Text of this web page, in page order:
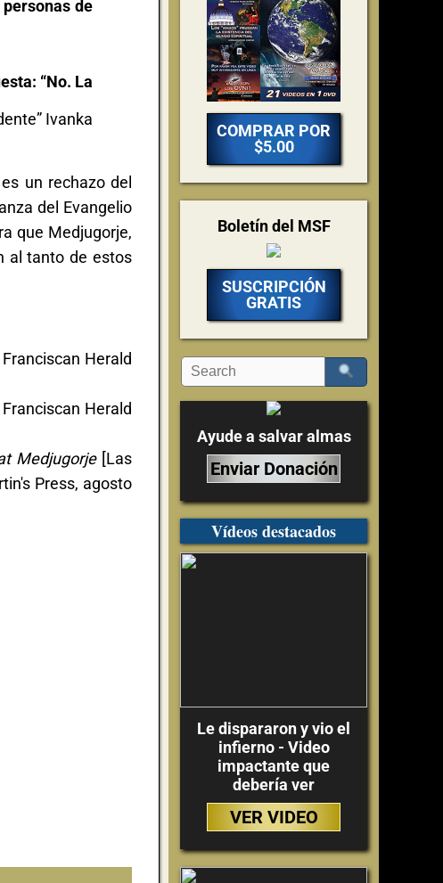
de
“No. La
Ivanka
un rechazo del
del Evangelio
que Medjugorje,
al tanto de estos
Franciscan Herald
Franciscan Herald
Medjugorje [Las
Press, agosto
COMPRAR POR
$5.00
Boletín del MSF
SUSCRIPCIÓN
GRATIS
Ayude a salvar almas
Enviar Donación
Vídeos destacados
Le dispararon y vio el
infierno - Video
impactante que
debería ver
VER VIDEO